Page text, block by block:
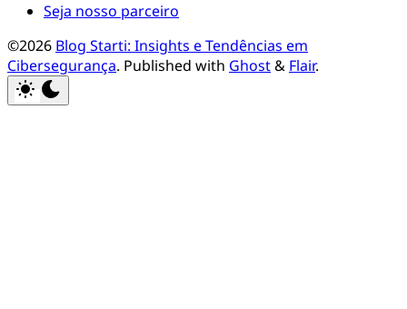
Seja nosso parceiro
©2026 Blog Starti: Insights e Tendências em
Cibersegurança. Published with Ghost& Flair.